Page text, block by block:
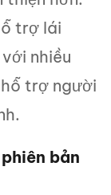
trợ lái
nhiều
trợ người
bản